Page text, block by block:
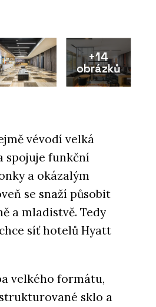
+14
obrázků
vévodí velká
spojuje funkční
a okázalým
se snaží působit
a mladistvě. Tedy
síť hotelů Hyatt
velkého formátu,
sklo a